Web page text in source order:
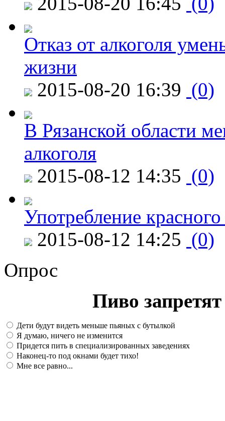
Отказ от алкоголя
жизни
2015-08-20 16:39 (0)
В Рязанской области
алкоголя
2015-08-12 14:35 (0)
Употребление
2015-08-12 14:25 (0)
Опрос
Пиво
Дети будут видеть меньше пьяных с бутылкой
Я думаю, ничего не изменится
Придется пить в специализированных заведениях
Наконец-то под окнами будет тихо!
Мне все равно...